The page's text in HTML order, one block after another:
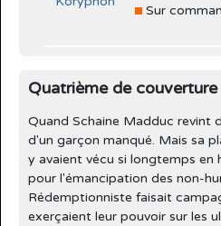
Sur
Quatrième de couverture
Quand Schaine Madduc revint
d'un garçon manqué. Mais sa
y avaient vécu si longtemps
pour l'émancipation des non-
Rédemptionniste faisait
exerçaient leur pouvoir sur les